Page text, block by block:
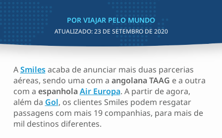
POR VIAJAR PELO MUNDO
ATUALIZADO:23 DE SETEMBRO DE 2020
ASmilesacaba de anunciar mais duas parcerias
aéreas, sendo uma com a angolana TAAG e a outra
com a espanholaAir Europa. A partir de agora,
além da Gol, os clientes Smiles podem resgatar
passagens com mais 19 companhias, para mais de
mil destinos diferentes.